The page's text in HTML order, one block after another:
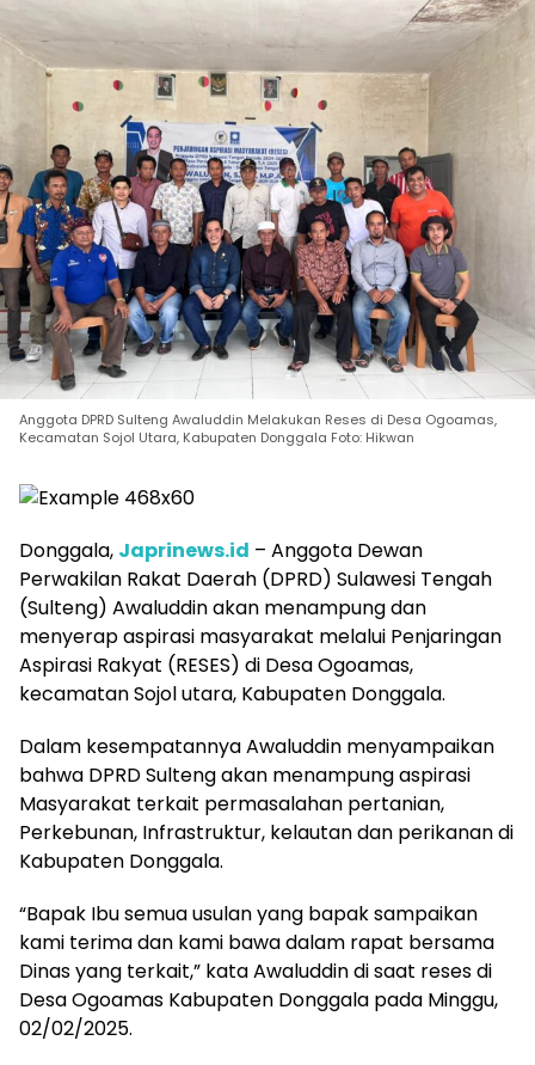
Anggota DPRD Sulteng Awaluddin Melakukan Reses di Desa Ogoamas,
Kecamatan Sojol Utara, Kabupaten Donggala Foto: Hikwan
Donggala, Japrinews.id – Anggota Dewan
Perwakilan Rakat Daerah (DPRD) Sulawesi Tengah
(Sulteng) Awaluddin akan menampung dan
menyerap aspirasi masyarakat melalui Penjaringan
Aspirasi Rakyat (RESES) di Desa Ogoamas,
kecamatan Sojol utara, Kabupaten Donggala.
Dalam kesempatannya Awaluddin menyampaikan
bahwa DPRD Sulteng akan menampung aspirasi
Masyarakat terkait permasalahan pertanian,
Perkebunan, Infrastruktur, kelautan dan perikanan di
Kabupaten Donggala.
“Bapak Ibu semua usulan yang bapak sampaikan
kami terima dan kami bawa dalam rapat bersama
Dinas yang terkait,” kata Awaluddin di saat reses di
Desa Ogoamas Kabupaten Donggala pada Minggu,
02/02/2025.